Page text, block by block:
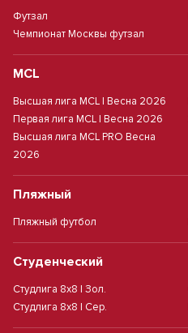
Футзал
Чемпионат Москвы футзал
MCL
Высшая лига MCL | Весна 2026
Первая лига MCL | Весна 2026
Высшая лига MCL PRO Весна
2026
Пляжный
Пляжный футбол
Студенческий
Студлига 8х8 | Зол.
Студлига 8х8 | Сер.